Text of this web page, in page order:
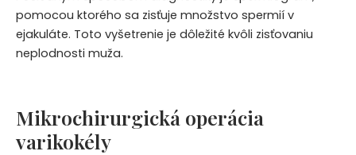
pomocou ktorého sa zisťuje množstvo spermií v
ejakuláte. Toto vyšetrenie je dôležité kvôli zisťovaniu
neplodnosti muža.
Mikrochirurgická operácia
varikokély